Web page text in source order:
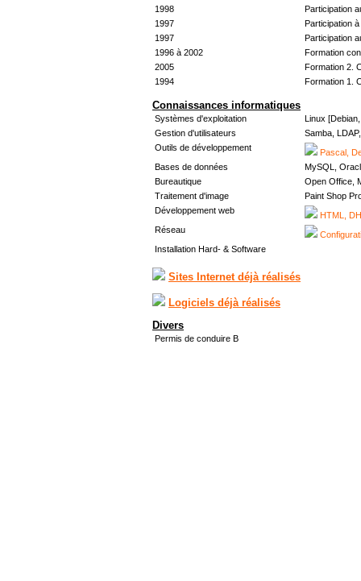
1998
Participation
1997
Participation à
1997
Participation
1996 à 2002
Formation
2005
Formation 2.
1994
Formation 1.
Connaissances informatiques
Systèmes d'exploitation
Linux
Gestion d'utilisateurs
Samba,
Outils de développement
Pascal,
Bases de données
MySQL,
Bureautique
Open Office,
Traitement d'image
Paint Shop
Développement web
HTML,
Réseau
Installation Hard- & Software
Sites Internet déjà réalisés
Logiciels déjà réalisés
Divers
Permis de conduire B